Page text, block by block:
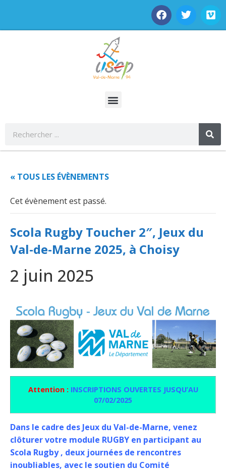
« TOUS LES ÉVÈNEMENTS
Cet évènement est passé.
Scola Rugby Toucher 2″, Jeux du
Val-de-Marne 2025, à Choisy
2 juin 2025
Attention : INSCRIPTIONS OUVERTES JUSQU’AU
07/02/2025
Dans le cadre des Jeux du Val-de-Marne, venez
clôturer votre module RUGBY en participant au
Scola Rugby , deux journées de rencontres
inoubliables, avec le soutien du Comité